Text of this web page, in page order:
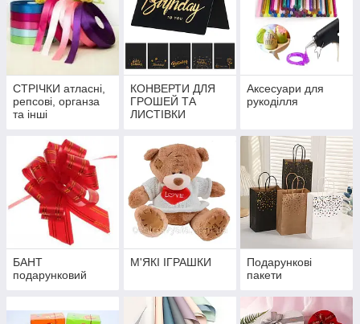
СТРІЧКИ атласні,
репсові, органза
та інші
КОНВЕРТИ ДЛЯ
ГРОШЕЙ ТА
ЛИСТІВКИ
Аксесуари для
рукоділля
БАНТ
подарунковий
М'ЯКІ ІГРАШКИ
Подарункові
пакети